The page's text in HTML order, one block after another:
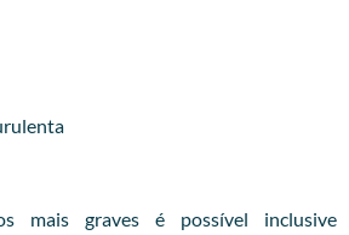
mais graves é possível inclusive